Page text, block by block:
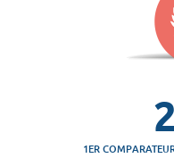
1ER